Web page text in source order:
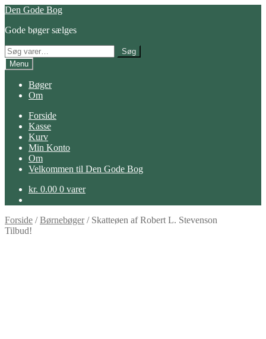
Spring
navigation
Spring
indhold
Den Gode Bog
Gode bøger sælges
Søg
efter:
Søg
Menu
Bøger
Om
Forside
Kasse
Kurv
Min Konto
Om
Velkommen til Den Gode Bog
kr. 0.00 0 varer
Forside /Børnebøger/ Skatteøen af Robert L. Stevenson
Tilbud!